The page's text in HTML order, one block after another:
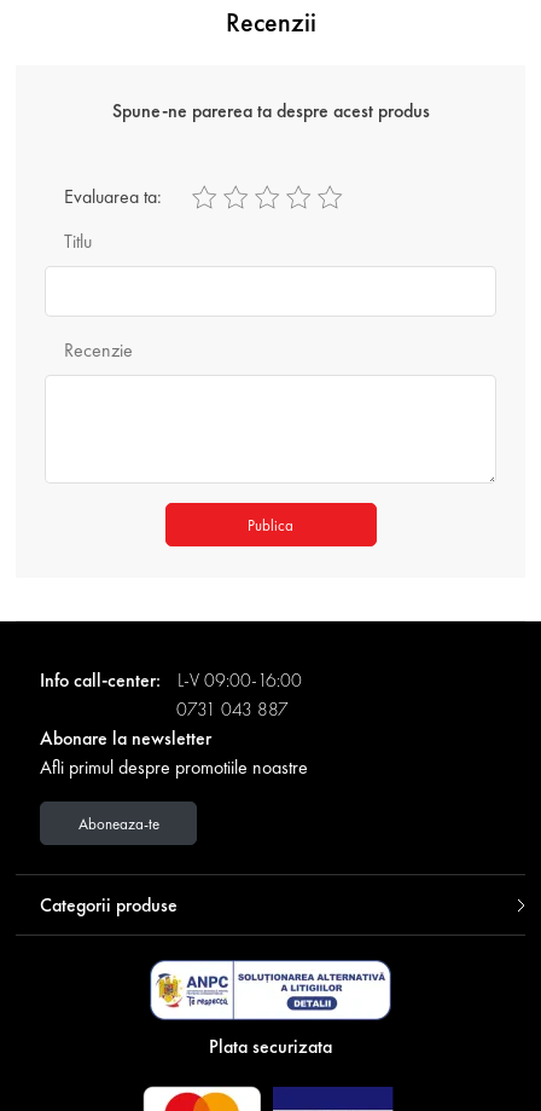
Recenzii
Spune-ne parerea ta despre acest produs
Titlu
Evaluarea ta:
Recenzie
Publica
Info call-center:
L-V 09:00-16:00
0731 043 887
Abonare la newsletter
Afli primul despre promotiile noastre
Aboneaza-te
Categorii produse
Plata securizata